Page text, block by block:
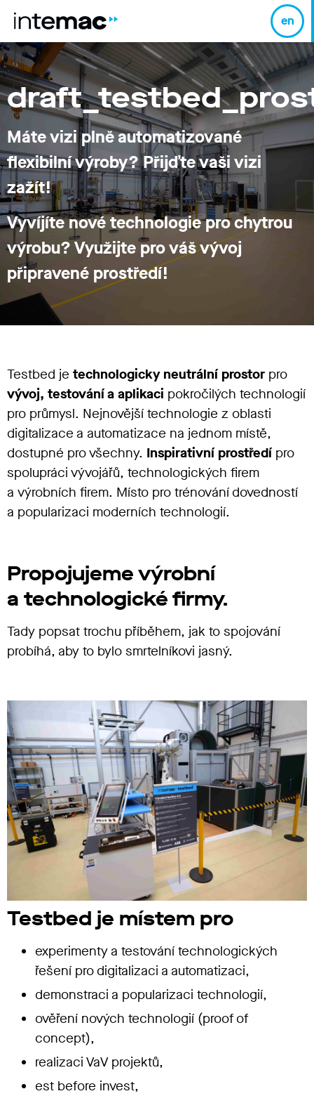
en
Máte viziplně automatizované
flexibilní výroby? Přijďte vaši vizi
zažít!
Vyvíjítenové technologie pro chytrou
výrobu? Využijte pro váš vývoj
připravené prostředí!
Testbed je technologicky neutrální prostor pro
vývoj, testování a aplikaci pokročilých technologií
pro průmysl. Nejnovější technologie z oblasti
digitalizace a automatizace na jednom místě,
dostupné pro všechny. Inspirativní prostředípro
spolupráci vývojářů, technologických firem
a výrobních firem. Místo pro trénování dovedností
a popularizaci moderních technologií.
Propojujeme výrobní
a technologické firmy.
Tady popsat trochu příběhem, jak to spojování
probíhá, aby to bylo smrtelníkovi jasný.
Testbed je místem pro
experimenty a testování technologických
řešení pro digitalizaci a automatizaci,
demonstraci a popularizaci technologií,
ověření nových technologií (proof of
concept),
realizaci VaV projektů,
est before invest,